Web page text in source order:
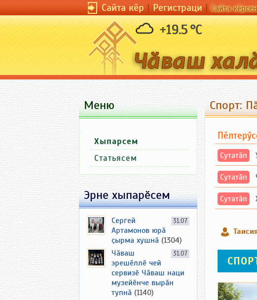
Сайта кӗр|Регистраци|Сайта
+19.5 °C
Спорт:
Сутатӑп
Сутатӑп
Сутатӑп
Меню
Хыпарсем
Статьясем
Эрне хыпарӗсем
31.07
Сергей
Артамонов юрӑ
ҫырма хушнӑ (1304)
31.07
Чӑваш
эрешӗллӗ чей
сервизӗ Чӑваш наци
музейӗнче вырӑн
тупнӑ (1140)